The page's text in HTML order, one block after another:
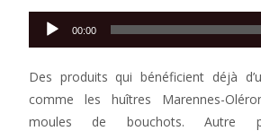
Lecteur
audio
00:00
Des produits qui bénéficient déjà
comme les huîtres Marennes-
moules de bouchots. Autre